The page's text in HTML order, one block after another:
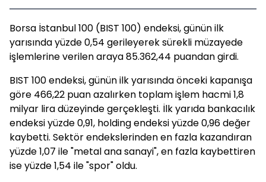
Borsa İstanbul 100 (BIST 100) endeksi, günün ilk
yarısında yüzde 0,54 gerileyerek sürekli müzayede
işlemlerine verilen araya 85.362,44 puandan girdi.
BIST 100 endeksi, günün ilk yarısında önceki kapanışa
göre 466,22 puan azalırken toplam işlem hacmi 1,8
milyar lira düzeyinde gerçekleşti. İlk yarıda bankacılık
endeksi yüzde 0,91, holding endeksi yüzde 0,96 değer
kaybetti. Sektör endekslerinden en fazla kazandıran
yüzde 1,07 ile "metal ana sanayi", en fazla kaybettiren
ise yüzde 1,54 ile "spor" oldu.